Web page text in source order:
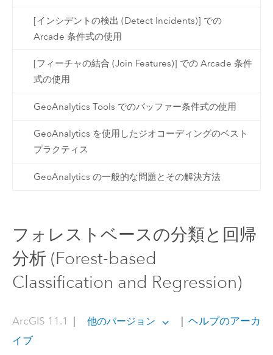
[インシデントの検出 (Detect Incidents)] での
Arcade 条件式の使用
[フィーチャの結合 (Join Features)] での Arcade 条件
式の使用
GeoAnalytics Tools でのバッファー条件式の使用
GeoAnalytics を使用したジオコーディングのベスト
プラクティス
GeoAnalytics の一般的な問題とその解決方法
フォレストベースの分類と回帰
分析 (Forest-based
Classification and Regression)
ArcGIS 11.1 | 他のバージョン | ヘルプのアーカ
イブ